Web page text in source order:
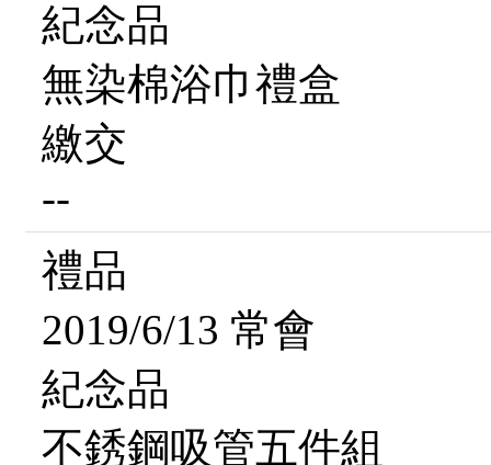
紀念品
無染棉浴巾禮盒
繳交
--
禮品
2019/6/13 常會
紀念品
不銹鋼吸管五件組